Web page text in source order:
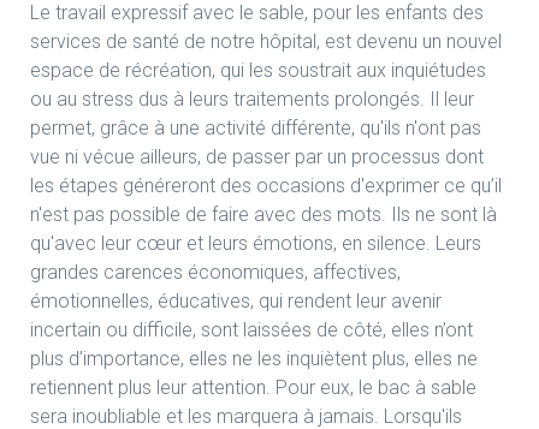
Le travail expressif avec le sable, pour les enfants des
services de santé de notre hôpital, est devenu un nouvel
espace de récréation, qui les soustrait aux inquiétudes
ou au stress dus à leurs traitements prolongés. Il leur
permet, grâce à une activité différente, qu'ils n'ont pas
vue ni vécue ailleurs, de passer par un processus dont
les étapes généreront des occasions d'exprimer ce qu’il
n'est pas possible de faire avec des mots. Ils ne sont là
qu'avec leur cœur et leurs émotions, en silence. Leurs
grandes carences économiques, affectives,
émotionnelles, éducatives, qui rendent leur avenir
incertain ou difficile, sont laissées de côté, elles n’ont
plus d’importance, elles ne les inquiètent plus, elles ne
retiennent plus leur attention. Pour eux, le bac à sable
sera inoubliable et les marquera à jamais. Lorsqu'ils